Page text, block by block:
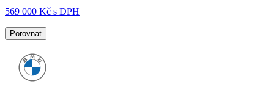
569 000 Kč s DPH
Porovnat